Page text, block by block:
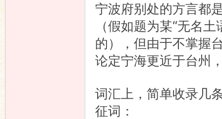
宁波府别处的方言都
（假如题为某“无名
的），但由于不掌握
论定宁海更近于台州
词汇上，简单收录几
征词：